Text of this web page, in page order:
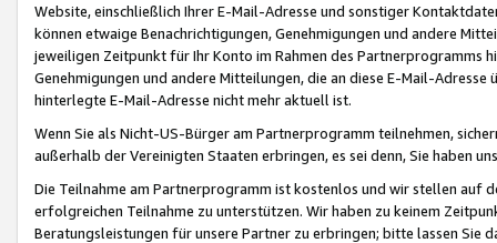
Website, einschließlich Ihrer E-Mail-Adresse und sonstiger
können etwaige Benachrichtigungen, Genehmigungen und andere
jeweiligen Zeitpunkt für Ihr Konto im Rahmen des Partnerprogramms
Genehmigungen und andere Mitteilungen, die an diese E-Mail-
hinterlegte E-Mail-Adresse nicht mehr aktuell ist.
Wenn Sie als Nicht-US-Bürger am Partnerprogramm teilnehmen,
außerhalb der Vereinigten Staaten erbringen, es sei denn, Sie haben
Die Teilnahme am Partnerprogramm ist kostenlos und wir stellen auf
erfolgreichen Teilnahme zu unterstützen. Wir haben zu keinem
Beratungsleistungen für unsere Partner zu erbringen; bitte lassen Sie